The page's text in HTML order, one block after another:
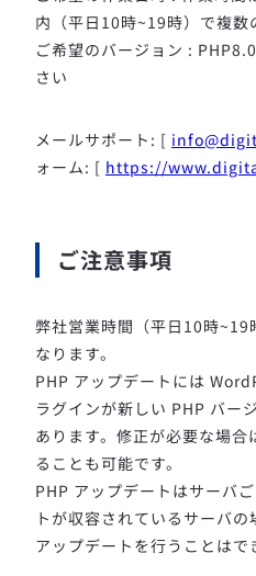
内（平日10時~19時）で複数
ご希望のバージョン :
さい
メールサポート: [
ォーム: [ https://
ご注意事項
弊社営業時間（平日10時~19
なります。
PHP アップデートには
ラグインが新しい PHP バー
あります。修正が必要な場
ることも可能です。
PHP アップデートはサーバ
トが収容されているサーバ
アップデートを行うことはで